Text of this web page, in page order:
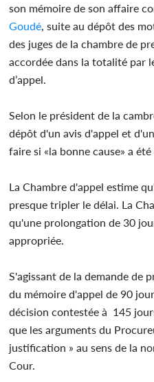
son mémoire de son affaire
Goudé, suite au dépôt des
des juges de la chambre de
accordée dans la totalité par
d’appel.
Selon le président de la
dépôt d'un avis d'appel et
faire si «la bonne cause» a
La Chambre d'appel estime
presque tripler le délai. La
qu'une prolongation de 30
appropriée.
S'agissant de la demande de
du mémoire d'appel de 90
décision contestée à 145
que les arguments du
justification » au sens de la
Cour.